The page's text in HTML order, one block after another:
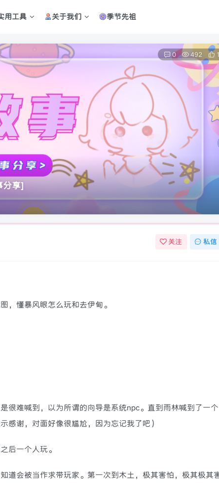
用工具 关于我们 季节先祖
分享]
0 492
关注 私信
，懂暴风眼怎么玩和去伊甸。
很难喊到，以为所谓的向导是系统npc。直到雨林喊到了一个
感谢，对面好像很尴尬，因为忘记我了吧）
后一个人玩。
道会被当作求带玩家。第一次到木土，极其害怕，极其极其